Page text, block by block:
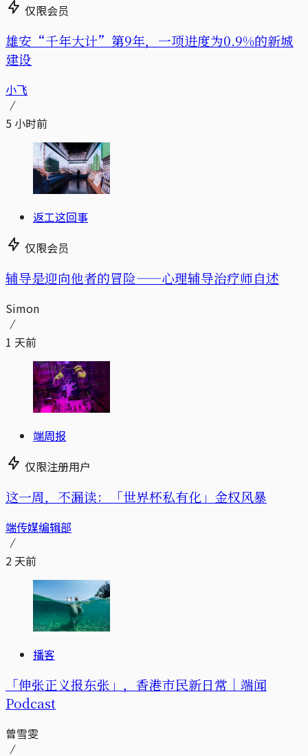
仅限会员
雄安“千年大计”第9年，一项进度为0.9%的新城
建设
小飞
5 小时前
返工这回事
仅限会员
辅导是迎向他者的冒险——心理辅导治疗师自述
Simon
1 天前
端周报
仅限注册用户
这一周，不漏读：「世界杯私有化」金权风暴
端传媒编辑部
2 天前
播客
「伸张正义报东张」，香港市民新日常｜端闻
Podcast
曾雪雯